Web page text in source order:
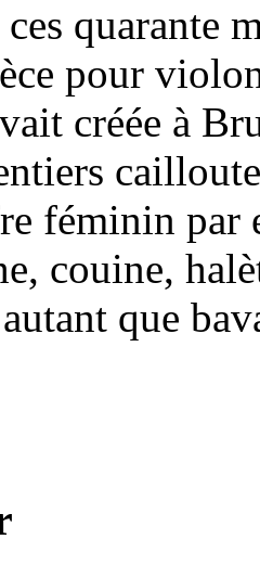
quarante
pour
créée à
féminin par
couine,
que